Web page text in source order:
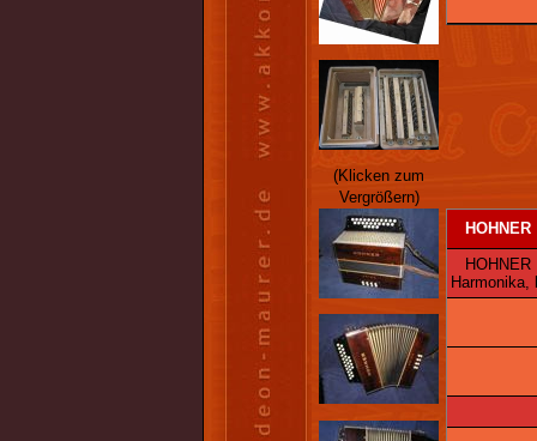
(Klicken zum
Vergrößern)
HOHNER
HOHNER
Harmonika,